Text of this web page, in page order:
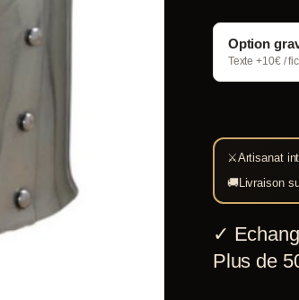
Option
Texte +10€ /
⚔Artisanat
🚚Livraison
✓
Plus de